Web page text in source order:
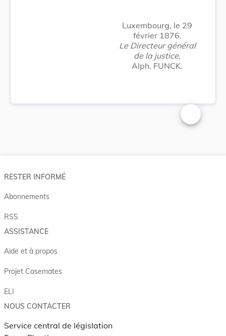
Luxembourg, le 29
février 1876.
Le Directeur général
de la justice,
Alph. FUNCK.
Changer la
RESTER INFORMÉ
Abonnements
RSS
ASSISTANCE
Aide et à propos
Projet Casemates
ELI
NOUS CONTACTER
Service central de législation